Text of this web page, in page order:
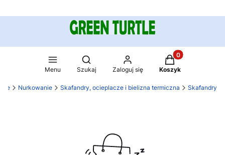
Menu
Otwórz wyszukiwarkę
Szukaj Zaloguj się
Produkty w
Koszyk
Nurkowanie Skafandry, ocieplacze i bielizna termiczna Skafandry